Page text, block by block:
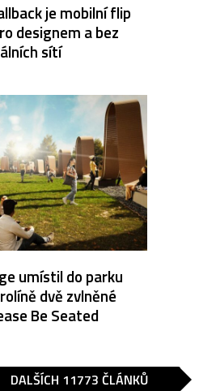
je mobilní flip
designem a bez
sítí
umístil do parku
dvě zvlněné
Be Seated
DALŠÍCH 11773 ČLÁNKŮ